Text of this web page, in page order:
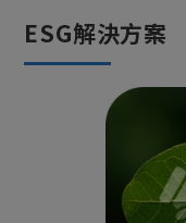
ESG解決方案